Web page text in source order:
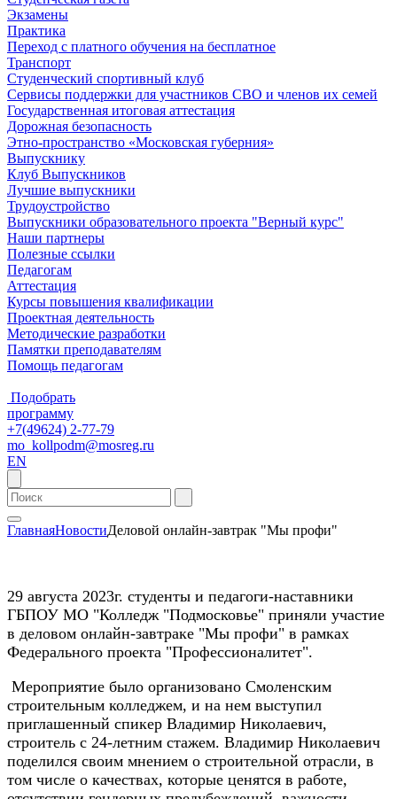
Экзамены
Практика
Переход с платного обучения на бесплатное
Транспорт
Студенческий спортивный клуб
Сервисы поддержки для участников СВО и членов их семей
Государственная итоговая аттестация
Дорожная безопасность
Этно-пространство «Московская губерния»
Выпускнику
Клуб Выпускников
Лучшие выпускники
Трудоустройство
Выпускники образовательного проекта "Верный курс"
Наши партнеры
Полезные ссылки
Педагогам
Аттестация
Курсы повышения квалификации
Проектная деятельность
Методические разработки
Памятки преподавателям
Помощь педагогам
Подобрать
программу
+7(49624) 2-77-79
mo_kollpodm@mosreg.ru
EN
ГлавнаяНовостиДеловой онлайн-завтрак "Мы профи"
29 августа 2023г. студенты и педагоги-наставники
ГБПОУ МО "Колледж "Подмосковье" приняли участие
в деловом онлайн-завтраке "Мы профи" в рамках
Федерального проекта "Профессионалитет".
Мероприятие было организовано Смоленским
строительным колледжем, и на нем выступил
приглашенный спикер Владимир Николаевич,
строитель с 24-летним стажем. Владимир Николаевич
поделился своим мнением о строительной отрасли, в
том числе о качествах, которые ценятся в работе,